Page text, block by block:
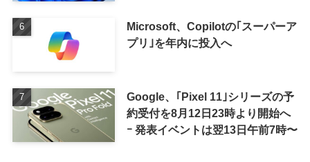
Microsoft、Copilotの｢スーパーア
プリ｣を年内に投入へ
Google、｢Pixel 11｣シリーズの予
約受付を8月12日23時より開始へ
ｰ 発表イベントは翌13日午前7時〜